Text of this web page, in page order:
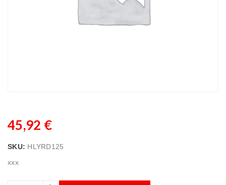
45,92 €
SKU: HLYRD125
xxx